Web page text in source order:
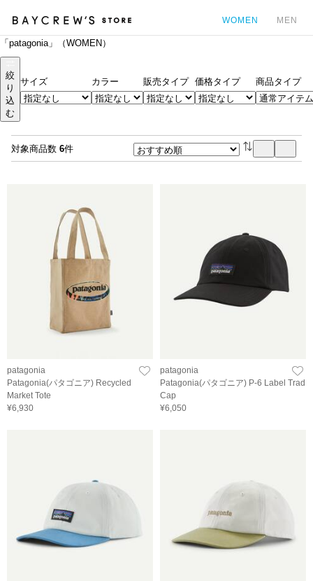
WOMEN MEN
「patagonia」（WOMEN）
絞
り
込
む
サイズ カラー 販売タイプ 価格タイプ 商品タイプ
対象商品数 6件
patagonia
Patagonia(パタゴニア) Recycled
Market Tote
¥6,930
patagonia
Patagonia(パタゴニア) P-6 Label Trad
Cap
¥6,050